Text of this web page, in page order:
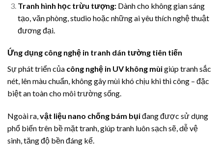
Tranh hình học trừu tượng:Dành cho không gian sáng
tạo, văn phòng, studio hoặc những ai yêu thích nghệ thuật
đương đại.
Ứng dụng công nghệ in tranh dán tường tiên tiến
Sự phát triển của công nghệ in UV không mùigiúp tranh sắc
nét, lên màu chuẩn, không gây mùi khó chịu khi thi công – đặc
biệt an toàn cho môi trường sống.
Ngoài ra,vật liệu nano chống bám bụiđang được sử dụng
phổ biến trên bề mặt tranh, giúp tranh luôn sạch sẽ, dễ vệ
sinh, tăng độ bền đáng kể.